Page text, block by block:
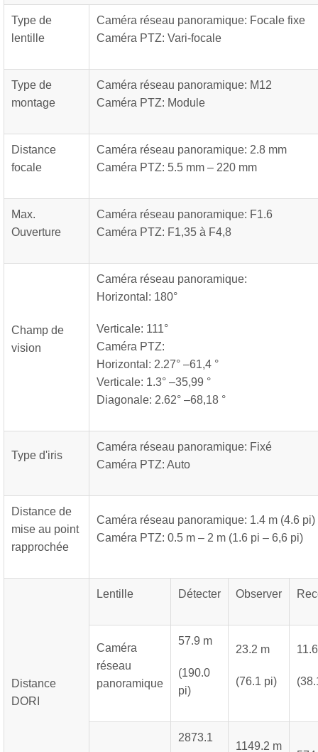
Type de
lentille
Caméra réseau panoramique: Focale fixe
Caméra PTZ: Vari-focale
Type de
montage
Caméra réseau panoramique: M12
Caméra PTZ: Module
Distance
focale
Caméra réseau panoramique: 2.8 mm
Caméra PTZ: 5.5 mm – 220 mm
Max.
Ouverture
Caméra réseau panoramique: F1.6
Caméra PTZ: F1,35 à F4,8
Champ de
vision
Caméra réseau panoramique:
Horizontal: 180°
Verticale: 111°
Caméra PTZ:
Horizontal: 2.27° –61,4 °
Verticale: 1.3° –35,99 °
Diagonale: 2.62° –68,18 °
Type d'iris
Caméra réseau panoramique: Fixé
Caméra PTZ: Auto
Distance de
mise au point
rapprochée
Caméra réseau panoramique: 1.4 m (4.6 pi)
Caméra PTZ: 0.5 m – 2 m (1.6 pi – 6,6 pi)
Distance
DORI
Lentille Détecter Observer
Caméra
réseau
panoramique
57.9 m
(190.0
pi)
23.2 m
(76.1 pi)
2873.1
1149.2 m